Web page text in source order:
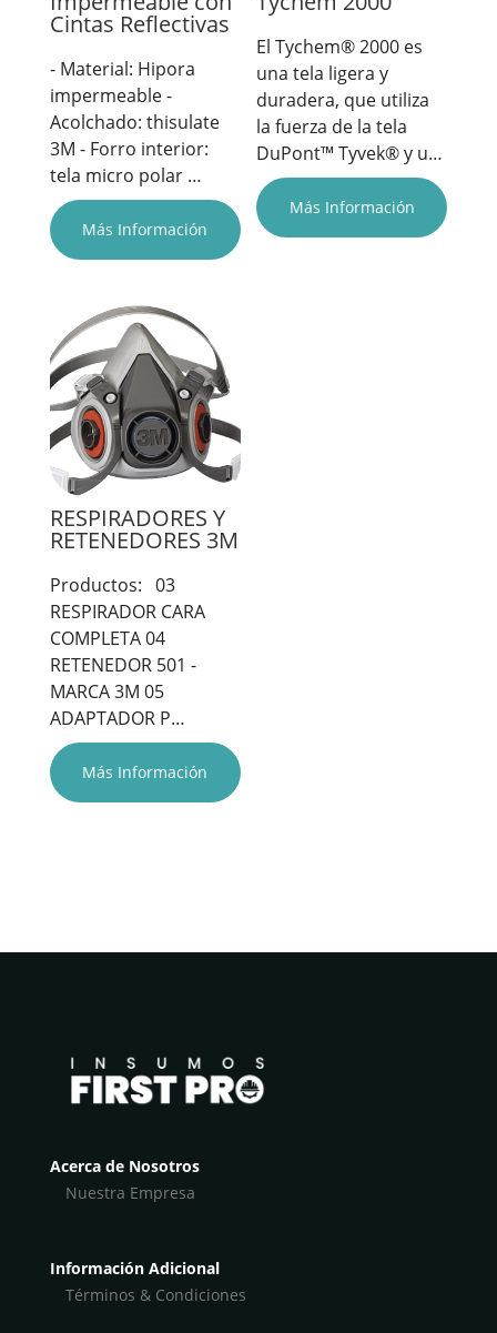
Cintas Reflectivas
- Material: Hipora
impermeable -
Acolchado: thisulate
3M - Forro interior:
tela micro polar …
Más Información
El Tychem® 2000 es
una tela ligera y
duradera, que utiliza
la fuerza de la tela
DuPont™ Tyvek® y u…
Más Información
RESPIRADORES Y
RETENEDORES 3M
Productos: 03
RESPIRADOR CARA
COMPLETA 04
RETENEDOR 501 -
MARCA 3M 05
ADAPTADOR P…
Más Información
Acerca de Nosotros
Nuestra Empresa
Información Adicional
Términos & Condiciones